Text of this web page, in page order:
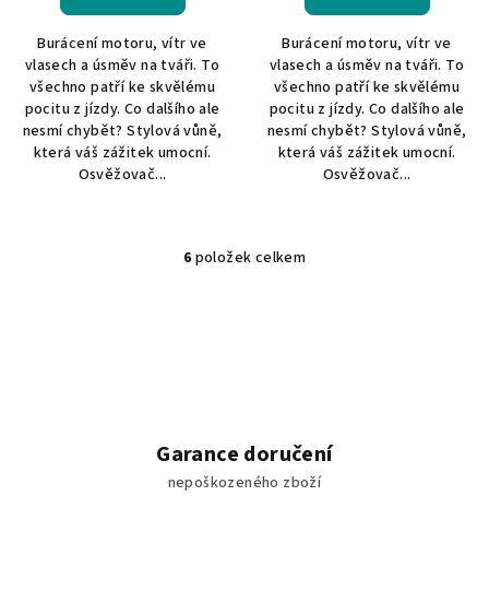
Burácení motoru, vítr ve
vlasech a úsměv na tváři. To
všechno patří ke skvělému
pocitu z jízdy. Co dalšího ale
nesmí chybět? Stylová vůně,
která váš zážitek umocní.
Osvěžovač...
Burácení motoru, vítr ve
vlasech a úsměv na tváři. To
všechno patří ke skvělému
pocitu z jízdy. Co dalšího ale
nesmí chybět? Stylová vůně,
která váš zážitek umocní.
Osvěžovač...
O
í
p
r
6 položek celkem
Garance doručení
nepoškozeného zboží